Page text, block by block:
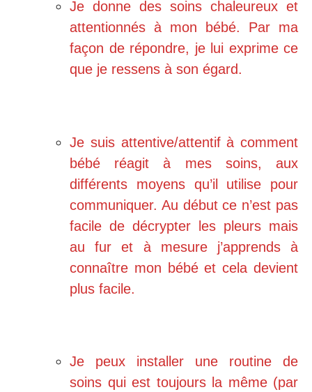
Je donne des soins chaleureux et
attentionnés à mon bébé. Par ma
façon de répondre, je lui exprime ce
que je ressens à son égard.
Je suis attentive/attentif à comment
bébé réagit à mes soins, aux
différents moyens qu’il utilise pour
communiquer. Au début ce n’est pas
facile de décrypter les pleurs mais
au fur et à mesure j’apprends à
connaître mon bébé et cela devient
plus facile.
Je peux installer une routine de
soins qui est toujours la même (par